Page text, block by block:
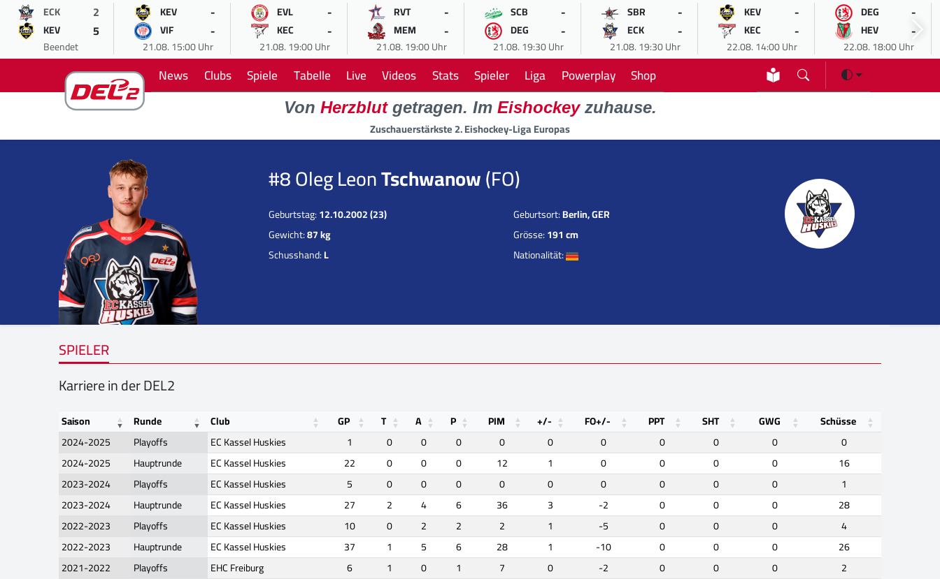
ECK 2
KEV 5
Beendet
KEV -
VIF -
21.08. 15:00 Uhr
EVL -
KEC -
21.08. 19:00 Uhr
RVT -
MEM -
21.08. 19:00 Uhr
SCB -
DEG -
21.08. 19:30 Uhr
SBR -
ECK -
21.08. 19:30 Uhr
KEV -
KEC -
22.08. 14:00 Uhr
DEG -
HEV -
22.08. 18:00 Uhr
News Clubs Spiele Tabelle Live Videos Stats Spieler Liga Powerplay Shop
Von Herzblutgetragen. Im Eishockeyzuhause.
Zuschauerstärkste 2. Eishockey-Liga Europas
#8 Oleg LeonTschwanow(FO)
Geburtstag:12.10.2002 (23) Geburtsort:Berlin, GER
Gewicht:87 kg Grösse:191 cm
Schusshand:L Nationalität:
SPIELER
Karriere in der DEL2
Saison Runde Club GP T A P PIM +/- FO+/- PPT SHT GWG
Schüsse
2024-2025
Playoffs EC Kassel Huskies 1 0 0 0 0 0 0 0 0 0
0
2024-2025
Hauptrunde EC Kassel Huskies 22 0 0 0 12 1 0 0 0 0
16
2023-2024
Playoffs EC Kassel Huskies 5 0 0 0 0 0 0 0 0 0
1
2023-2024
Hauptrunde EC Kassel Huskies 27 2 4 6 36 3 -2 0 0 0
28
2022-2023
Playoffs EC Kassel Huskies 10 0 2 2 2 1 -5 0 0 0
4
2022-2023
Hauptrunde EC Kassel Huskies 37 1 5 6 28 1 -10 0 0 0
26
2021-2022
Playoffs EHC Freiburg 6 1 0 1 7 0 -2 0 0 0
2